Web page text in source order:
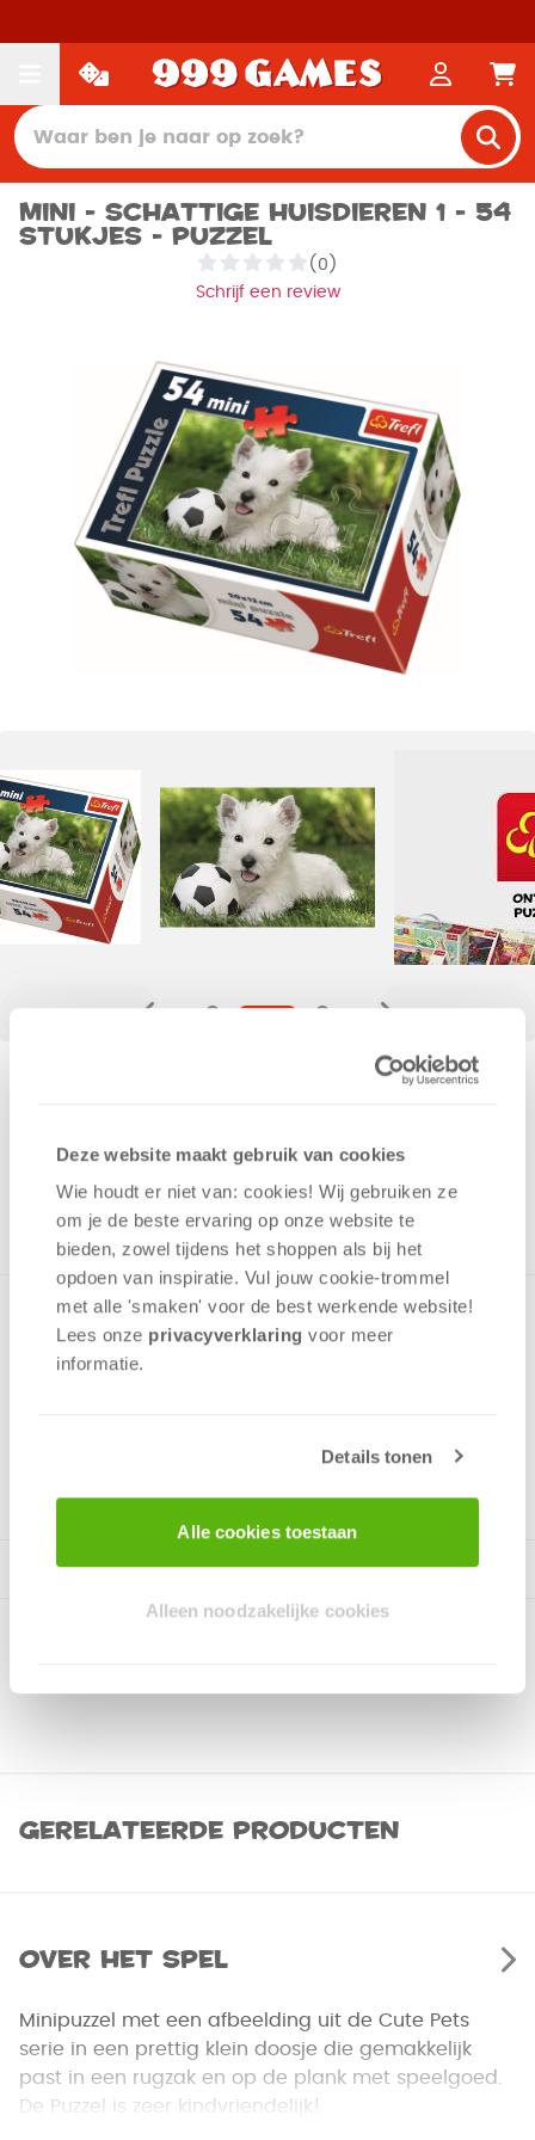
Deze website maakt gebruik van cookies
Wie houdt er niet van: cookies! Wij gebruiken ze
om je de beste ervaring op onze website te
bieden, zowel tijdens het shoppen als bij het
opdoen van inspiratie. Vul jouw cookie-trommel
met alle 'smaken' voor de best werkende website​!
Lees onze privacyverklaring voor meer
informatie.
Details tonen
Alle cookies toestaan
Alleen noodzakelijke cookies
Mini - schattige huisdieren 1 - 54
stukjes - Puzzel
(0)
Schrijf een review
ONTVANG 10 OVERWINNINGSPUNTEN
UIT HET ASSORTIMENT
Minipuzzel met een afbeelding uit de Cute Pets serie in een
prettig klein doosje die gemakkelijk past in een rugzak en op
de plank met speelgoed.De Puzzel is zeer kindvriendelijk!
Gerelateerde producten
Over het spel
Minipuzzel met een afbeelding uit de Cute Pets
serie in een prettig klein doosje die gemakkelijk
past in een rugzak en op de plank met speelgoed.
De Puzzel is zeer kindvriendelijk!